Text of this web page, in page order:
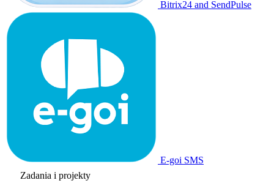
Bitrix24 and SendPulse
E-goi SMS
Zadania i projekty